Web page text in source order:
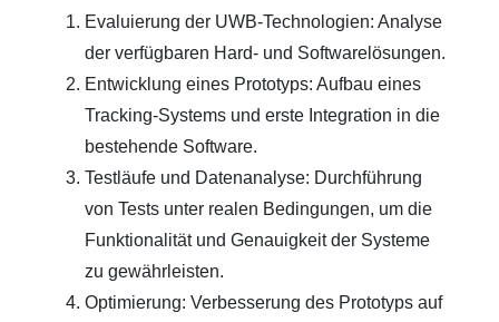
Evaluierung der UWB-Technologien: Analyse
der verfügbaren Hard- und Softwarelösungen.
Entwicklung eines Prototyps: Aufbau eines
Tracking-Systems und erste Integration in die
bestehende Software.
Testläufe und Datenanalyse: Durchführung
von Tests unter realen Bedingungen, um die
Funktionalität und Genauigkeit der Systeme
zu gewährleisten.
Optimierung: Verbesserung des Prototyps auf